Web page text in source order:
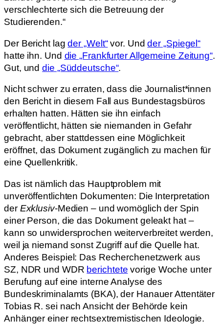
verschlechterte sich die Betreuung der
Studierenden.“
Der Bericht lagder „Welt“vor. Undder „Spiegel“
hatte ihn. Und die „Frankfurter Allgemeine Zeitung“.
Gut, unddie „Süddeutsche“.
Nicht schwer zu erraten, dass die Journalist*innen
den Bericht in diesem Fall aus Bundestagsbüros
erhalten hatten. Hätten sie ihn einfach
veröffentlicht, hätten sie niemanden in Gefahr
gebracht, aber stattdessen eine Möglichkeit
eröffnet, das Dokument zugänglich zu machen für
eine Quellenkritik.
Das ist nämlich das Hauptproblem mit
unveröffentlichten Dokumenten: Die Interpretation
der Exklusiv-Medien – und womöglich der Spin
einer Person, die das Dokument geleakt hat –
kann so unwidersprochen weiterverbreitet werden,
weil ja niemand sonst Zugriff auf die Quelle hat.
Anderes Beispiel: Das Recherchenetzwerk aus
SZ, NDR und WDR berichtete vorige Woche unter
Berufung auf eine interne Analyse des
Bundeskriminalamts (BKA), der Hanauer Attentäter
Tobias R. sei nach Ansicht der Behörde kein
Anhänger einer rechtsextremistischen Ideologie.